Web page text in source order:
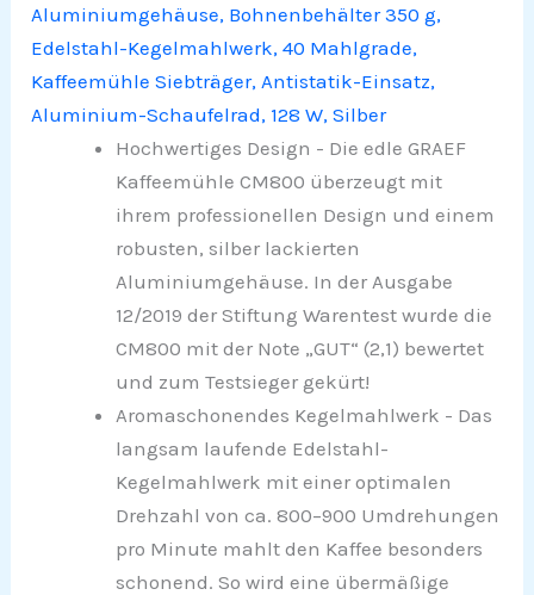
Aluminiumgehäuse, Bohnenbehälter 350 g,
Edelstahl-Kegelmahlwerk, 40 Mahlgrade,
Kaffeemühle Siebträger, Antistatik-Einsatz,
Aluminium-Schaufelrad, 128 W, Silber
Hochwertiges Design - Die edle GRAEF
Kaffeemühle CM800 überzeugt mit
ihrem professionellen Design und einem
robusten, silber lackierten
Aluminiumgehäuse. In der Ausgabe
12/2019 der Stiftung Warentest wurde die
CM800 mit der Note „GUT“ (2,1) bewertet
und zum Testsieger gekürt!
Aromaschonendes Kegelmahlwerk - Das
langsam laufende Edelstahl-
Kegelmahlwerk mit einer optimalen
Drehzahl von ca. 800–900 Umdrehungen
pro Minute mahlt den Kaffee besonders
schonend. So wird eine übermäßige